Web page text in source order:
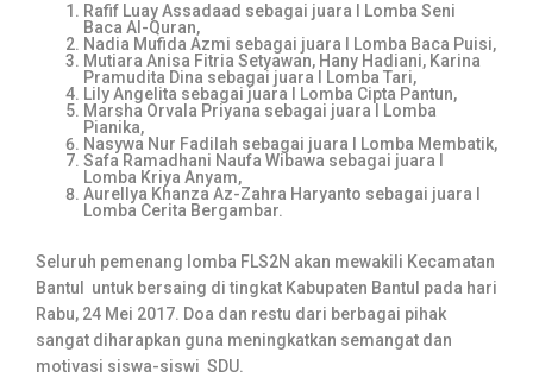
Rafif Luay Assadaad sebagai juara I Lomba Seni
Baca Al-Quran,
Nadia Mufida Azmi sebagai juara I Lomba Baca Puisi,
Mutiara Anisa Fitria Setyawan, Hany Hadiani, Karina
Pramudita Dina sebagai juara I Lomba Tari,
Lily Angelita sebagai juara I Lomba Cipta Pantun,
Marsha Orvala Priyana sebagai juara I Lomba
Pianika,
Nasywa Nur Fadilah sebagai juara I Lomba Membatik,
Safa Ramadhani Naufa Wibawa sebagai juara I
Lomba Kriya Anyam,
Aurellya Khanza Az-Zahra Haryanto sebagai juara I
Lomba Cerita Bergambar.
Seluruh pemenang lomba FLS2N akan mewakili Kecamatan
Bantul untuk bersaing di tingkat Kabupaten Bantul pada hari
Rabu, 24 Mei 2017. Doa dan restu dari berbagai pihak
sangat diharapkan guna meningkatkan semangat dan
motivasi siswa-siswi SDU.